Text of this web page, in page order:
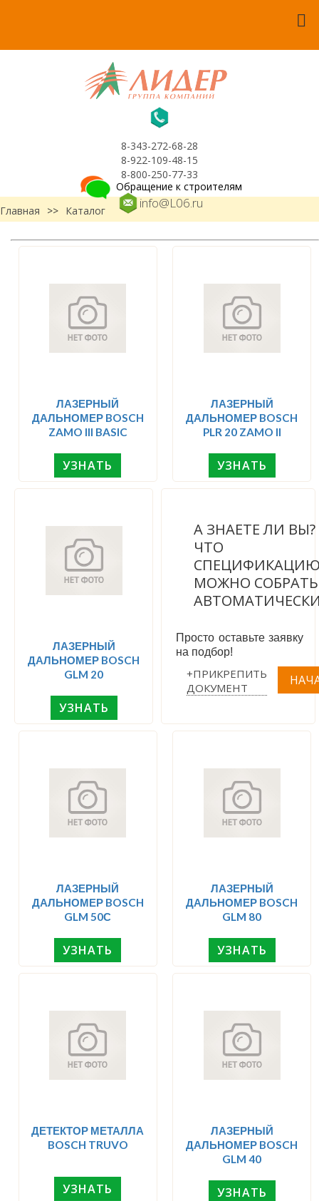
8-343-272-68-28
8-922-109-48-15
8-800-250-77-33
info@L06.ru
Обращение к строителям
Главная
>> Каталог
ЛАЗЕРНЫЙ
ДАЛЬНОМЕР BOSCH
ZAMO III BASIC
УЗНАТЬ
ЛАЗЕРНЫЙ
ДАЛЬНОМЕР BOSCH
PLR 20 ZAMO II
УЗНАТЬ
ЛАЗЕРНЫЙ
ДАЛЬНОМЕР BOSCH
GLM 20
УЗНАТЬ
А ЗНАЕТЕ ЛИ ВЫ?
ЧТО
МОЖНО СОБРАТЬ
Просто оставьте заявку
на подбор!
+ПРИКРЕПИТЬ
ДОКУМЕНТ
ЛАЗЕРНЫЙ
ДАЛЬНОМЕР BOSCH
GLM 50С
УЗНАТЬ
ЛАЗЕРНЫЙ
ДАЛЬНОМЕР BOSCH
GLM 80
УЗНАТЬ
ДЕТЕКТОР МЕТАЛЛА
BOSCH TRUVO
УЗНАТЬ
ЛАЗЕРНЫЙ
ДАЛЬНОМЕР BOSCH
GLM 40
УЗНАТЬ